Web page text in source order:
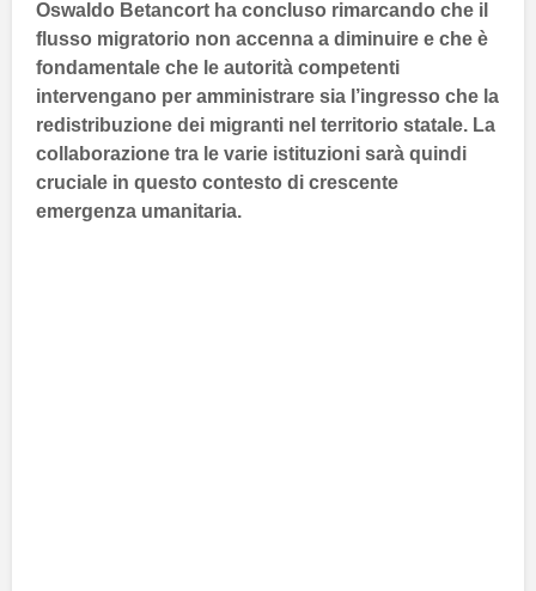
Oswaldo Betancort ha concluso rimarcando che il
flusso migratorio non accenna a diminuire e che è
fondamentale che le autorità competenti
intervengano per amministrare sia l’ingresso che la
redistribuzione dei migranti nel territorio statale. La
collaborazione tra le varie istituzioni sarà quindi
cruciale in questo contesto di crescente
emergenza umanitaria.